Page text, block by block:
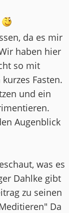
da es mir
haben hier
so mit
Fasten.
und ein
Augenblick
was es
Dahlke gibt
zu seinen
Da